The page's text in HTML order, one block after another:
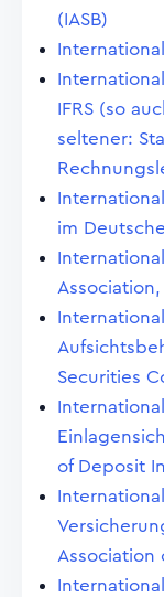
(IASB)
IFRS (so
seltener:
im
Securities
of Deposit
Association